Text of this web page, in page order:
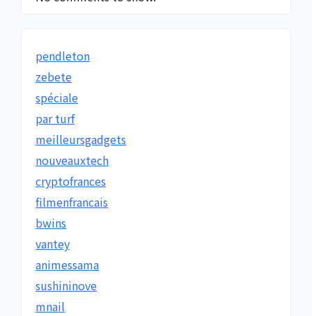
pendleton
zebete
spéciale
par turf
meilleursgadgets
nouveauxtech
cryptofrances
filmenfrancais
bwins
vantey
animessama
sushininove
mnail